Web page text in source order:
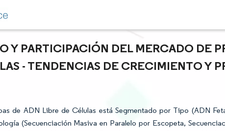
Y PARTICIPACIÓN DEL MERCADO DE
- TENDENCIAS DE CRECIMIENTO Y
de ADN Libre de Células está Segmentado por Tipo (ADN
(Secuenciación Masiva en Paralelo por Escopeta,